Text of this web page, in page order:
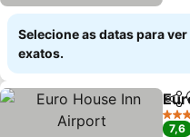
Selecione as datas para
exatos.
4
7,6